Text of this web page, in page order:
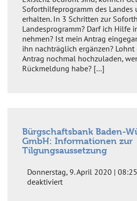
Soforthilfe-
Antrag
von
Bund
und
Land
Soforthilfeprogramm des Landes
erhalten. In 3 Schritten zur
Landesprogramm? Darf ich Hilfe
nehmen? Ist mein Antrag
ihn nachträglich ergänzen? Lohnt
Antrag nochmal hochzuladen,
Rückmeldung habe? […]
Bürgschaftsbank Baden-
GmbH: Informationen zur
Tilgungsaussetzung
Donnerstag, 9. April 2020 | 08:25
deaktiviertfür